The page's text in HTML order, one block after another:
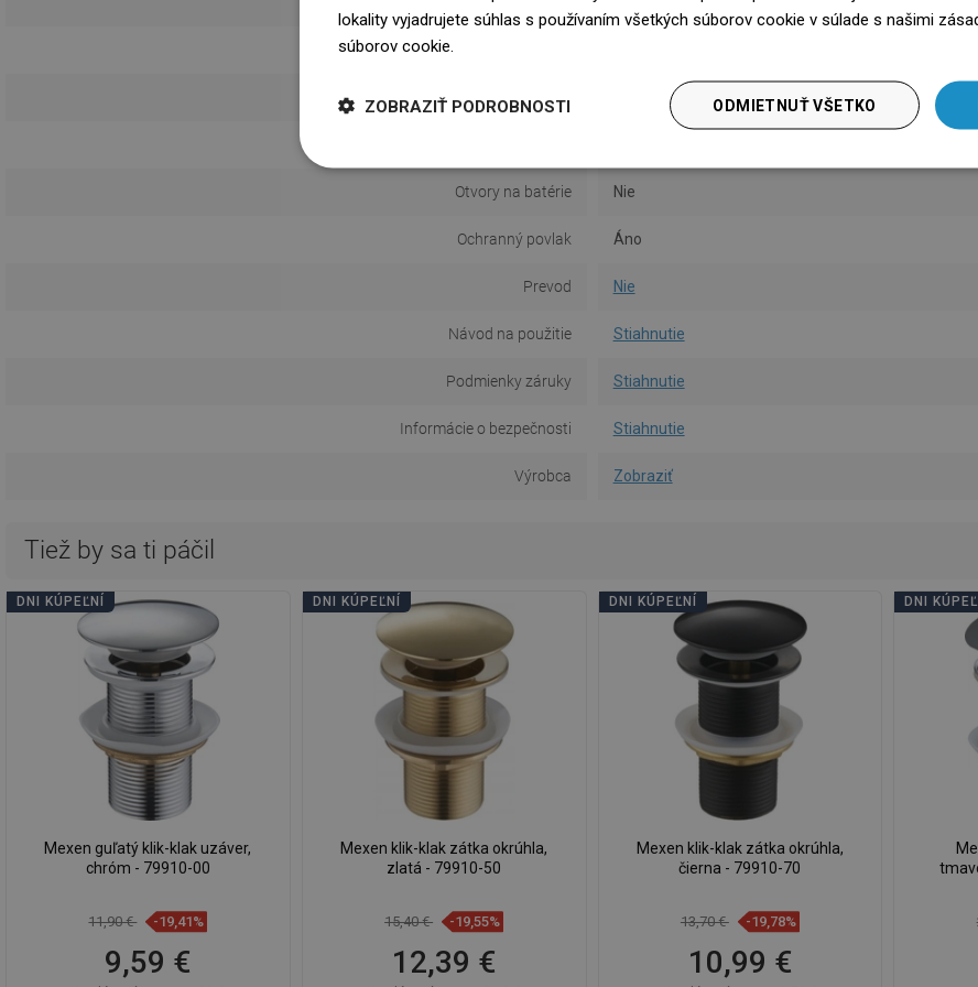
Typ Umyvadlový
Otvory na batérie Nie
Ochranný povlak Áno
Prevod Nie
Návod na použitie Stiahnutie
Podmienky záruky Stiahnutie
Informácie o bezpečnosti Stiahnutie
Výrobca Zobraziť
Tiež by sa ti páčil
DNI KÚPEĽNÍ
Mexen guľatý klik-klak uzáver,
chróm - 79910-00
11,90 € -19,41%
9,59 €
DNI KÚPEĽNÍ
Mexen klik-klak zátka okrúhla,
zlatá - 79910-50
15,40 € -19,55%
12,39 €
DNI KÚPEĽNÍ
Mexen klik-klak zátka okrúhla,
čierna - 79910-70
13,70 € -19,78%
10,99 €
DNI
lokality vyjadrujete súhlas s používaním všetkých súborov cookie v súlade s našimi
súborov cookie.
ODMIETNUŤ VŠETKO
ZOBRAZIŤ PODROBNOSTI